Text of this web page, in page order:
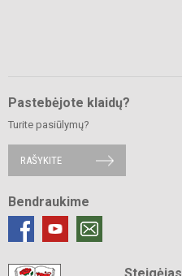
Pastebėjote klaidų?
Turite pasiūlymų?
RAŠYKITE
Bendraukime